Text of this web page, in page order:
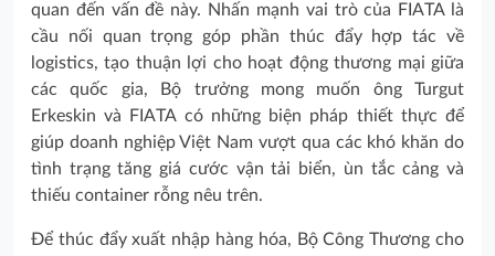
quan đến vấn đề này. Nhấn mạnh vai trò của FIATA là
cầu nối quan trọng góp phần thúc đẩy hợp tác về
logistics, tạo thuận lợi cho hoạt động thương mại giữa
các quốc gia, Bộ trưởng mong muốn ông Turgut
Erkeskin và FIATA có những biện pháp thiết thực để
giúp doanh nghiệp Việt Nam vượt qua các khó khăn do
tình trạng tăng giá cước vận tải biển, ùn tắc cảng và
thiếu container rỗng nêu trên.
Để thúc đẩy xuất nhập hàng hóa, Bộ Công Thương cho